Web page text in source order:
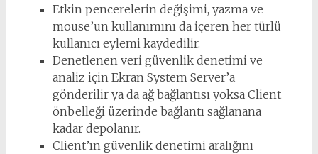
Etkin pencerelerin değişimi, yazma ve
mouse’un kullanımını da içeren her türlü
kullanıcı eylemi kaydedilir.
Denetlenen veri güvenlik denetimi ve
analiz için Ekran System Server’a
gönderilir ya da ağ bağlantısı yoksa Client
önbelleği üzerinde bağlantı sağlanana
kadar depolanır.
Client’ın güvenlik denetimi aralığını